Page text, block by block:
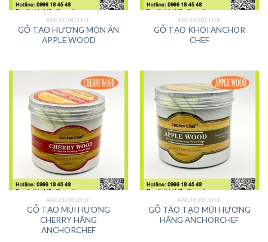
ANCHORCHEF
GỖ TẠO HƯƠNG MÓN ĂN
APPLE WOOD
ANCHORCHEF
GỖ TẠO KHÓI ANCHOR
CHEF
ANCHORCHEF
GỖ TẠO MÙI HƯƠNG
CHERRY HÃNG
ANCHORCHEF
ANCHORCHEF
GỖ TÁO TẠO MÙI HƯƠNG
HÃNG ANCHORCHEF